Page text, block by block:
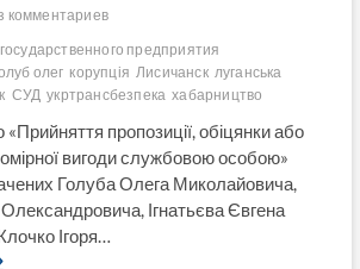
комментариев
предприятия
олег корупція Лисичанск луганська
СУД укртрансбезпека хабарництво
пропозиції, обіцянки або
вигоди службовою особою»
Голуба Олега Миколайовича,
Ігнатьєва Євгена
Ігоря…